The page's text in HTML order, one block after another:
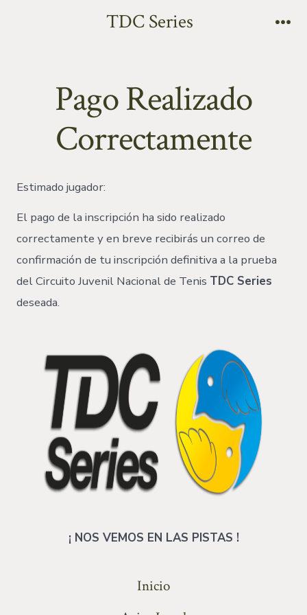
TDC Series
Pago Realizado
Correctamente
Estimado jugador:
El pago de la inscripción ha sido realizado
correctamente y en breve recibirás un correo de
confirmación de tu inscripción definitiva a la prueba
del Circuito Juvenil Nacional de Tenis TDC Series
deseada.
¡ NOS VEMOS EN LAS PISTAS !
Inicio